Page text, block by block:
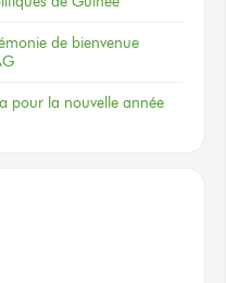
de bienvenue
pour la nouvelle année